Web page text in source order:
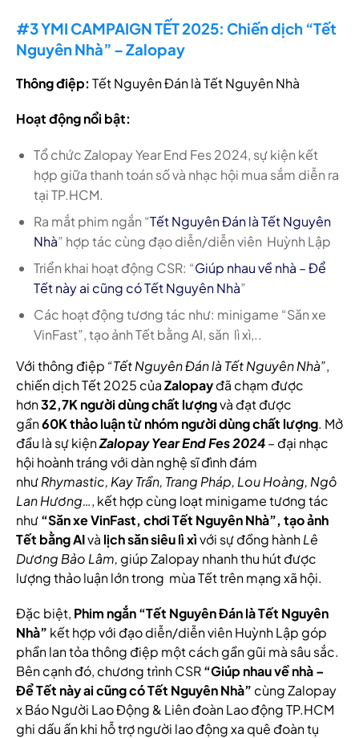
#3 YMI CAMPAIGN TẾT 2025: Chiến dịch “Tết
Nguyên Nhà” – Zalopay
Thông điệp: Tết Nguyên Đán là Tết Nguyên Nhà
Hoạt động nổi bật:
Tổ chức Zalopay Year End Fes 2024, sự kiện kết
hợp giữa thanh toán số và nhạc hội mua sắm diễn ra
tại TP.HCM.
Ra mắt phim ngắn “Tết Nguyên Đán là Tết Nguyên
Nhà” hợp tác cùng đạo diễn/diễn viên Huỳnh Lập
Triển khai hoạt động CSR: “Giúp nhau về nhà – Để
Tết này ai cũng có Tết Nguyên Nhà”
Các hoạt động tương tác như: minigame “Săn xe
VinFast”, tạo ảnh Tết bằng AI, săn lì xì,..
Với thông điệp “Tết Nguyên Đán là Tết Nguyên Nhà”,
chiến dịch Tết 2025 củaZalopayđã chạm được
hơn32,7K người dùng chất lượngvà đạt được
gần60K thảo luận từ nhóm người dùng chất lượng. Mở
đầu là sự kiệnZalopay Year End Fes 2024– đại nhạc
hội hoành tráng với dàn nghệ sĩ đình đám
nhưRhymastic, Kay Trần, Trang Pháp, Lou Hoàng, Ngô
Lan Hương…, kết hợp cùng loạt minigame tương tác
như“Săn xe VinFast, chơi Tết Nguyên Nhà”, tạo ảnh
Tết bằng AIvà lịch săn siêu lì xìvới sự đồng hànhLê
Dương Bảo Lâm,giúp Zalopay nhanh thu hút được
lượng thảo luận lớn trong mùa Tết trên mạng xã hội.
Đặc biệt, Phim ngắn “Tết Nguyên Đán là Tết Nguyên
Nhà” kết hợp với đạo diễn/diễn viên Huỳnh Lập góp
phần lan tỏa thông điệp một cách gần gũi mà sâu sắc.
Bên cạnh đó, chương trình CSR“Giúp nhau về nhà –
Để Tết này ai cũng có Tết Nguyên Nhà” cùng Zalopay
x Báo Người Lao Động & Liên đoàn Lao động TP.HCM
ghi dấu ấn khi hỗ trợ người lao động xa quê đoàn tụ